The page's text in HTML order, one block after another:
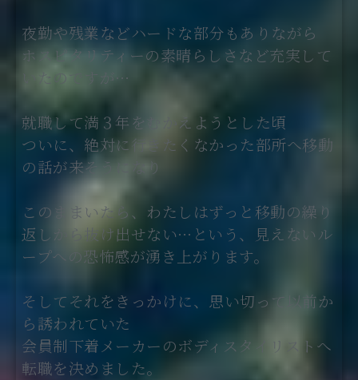
夜勤や残業などハードな部分もありながら
ホスピタリティーの素晴らしさなど充実して
いたのですが…
就職して満３年をむかえようとした頃
ついに、絶対に行きたくなかった部所へ移動
の話が来そうになり
このままいたら、わたしはずっと移動の繰り
返しから抜け出せない…という、見えないル
ープへの恐怖感が湧き上がります。
そしてそれをきっかけに、思い切って以前か
ら誘われていた
会員制下着メーカーのボディスタイリストへ
転職を決めました。